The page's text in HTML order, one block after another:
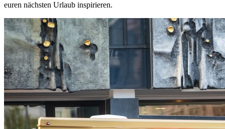
euren nächsten Urlaub inspirieren.